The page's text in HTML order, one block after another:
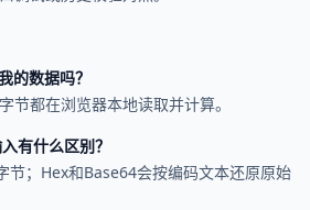
的数据吗？
节都在浏览器本地读取并计算。
有什么区别？
节；Hex和Base64会按编码文本还原原始